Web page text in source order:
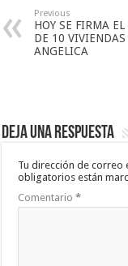
Previous
HOY SE FIRMA
DE 10 VIVIENDAS
ANGELICA
Deja una respuesta
Tu dirección de correo
obligatorios están
Comentario*